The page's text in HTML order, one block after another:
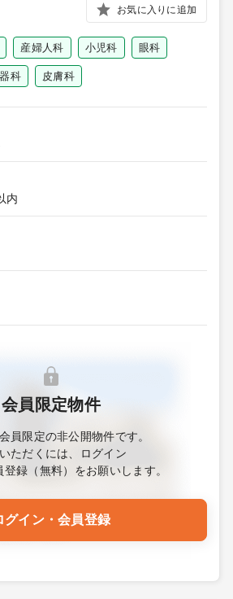
お気に入りに追加
産婦人科 小児科 眼科
科 皮膚科
内
会員限定物件
員限定の非公開物件です。
ただくには、ログイン
登録（無料）をお願いします。
グイン・会員登録